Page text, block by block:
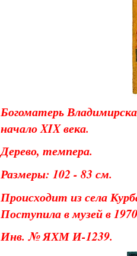
Богоматерь
начало XIX века.
Дерево, темпера.
Размеры: 102 - 83 см.
Происходит из села
Поступила в музей в
Инв. № ЯХМ И-1239.